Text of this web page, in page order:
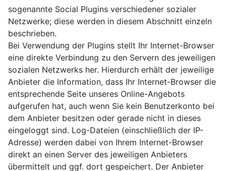
sogenannte Social Plugins verschiedener sozialer
Netzwerke; diese werden in diesem Abschnitt einzeln
beschrieben.
Bei Verwendung der Plugins stellt Ihr Internet-Browser
eine direkte Verbindung zu den Servern des jeweiligen
sozialen Netzwerks her. Hierdurch erhält der jeweilige
Anbieter die Information, dass Ihr Internet-Browser die
entsprechende Seite unseres Online-Angebots
aufgerufen hat, auch wenn Sie kein Benutzerkonto bei
dem Anbieter besitzen oder gerade nicht in dieses
eingeloggt sind. Log-Dateien (einschließlich der IP-
Adresse) werden dabei von Ihrem Internet-Browser
direkt an einen Server des jeweiligen Anbieters
übermittelt und ggf. dort gespeichert. Der Anbieter